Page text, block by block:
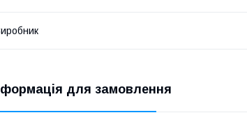
для замовлення